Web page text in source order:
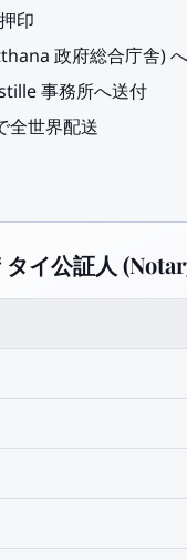
印
政府総合庁舎)
事務所へ送付
全世界配送
イ公証人